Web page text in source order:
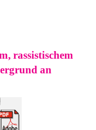
rassistischem
an